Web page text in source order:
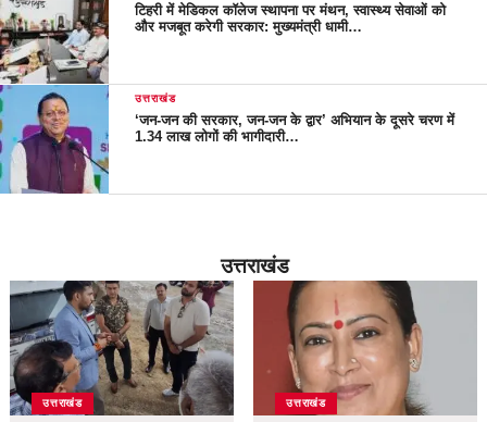
टिहरी में मेडिकल कॉलेज स्थापना पर मंथन, स्वास्थ्य सेवाओं को
और मजबूत करेगी सरकार: मुख्यमंत्री धामी…
उत्तराखंड
‘जन-जन की सरकार, जन-जन के द्वार’ अभियान के दूसरे चरण में
1.34 लाख लोगों की भागीदारी…
उत्तराखंड
उत्तराखंड उत्तराखंड